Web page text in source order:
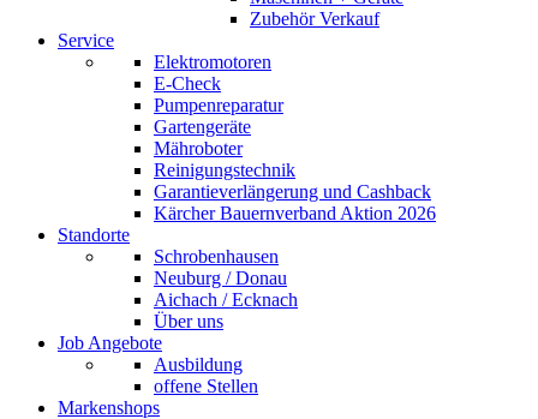
Zubehör Verkauf
Service
Elektromotoren
E-Check
Pumpenreparatur
Gartengeräte
Mähroboter
Reinigungstechnik
Garantieverlängerung und Cashback
Kärcher Bauernverband Aktion 2026
Standorte
Schrobenhausen
Neuburg / Donau
Aichach / Ecknach
Über uns
Job Angebote
Ausbildung
offene Stellen
Markenshops